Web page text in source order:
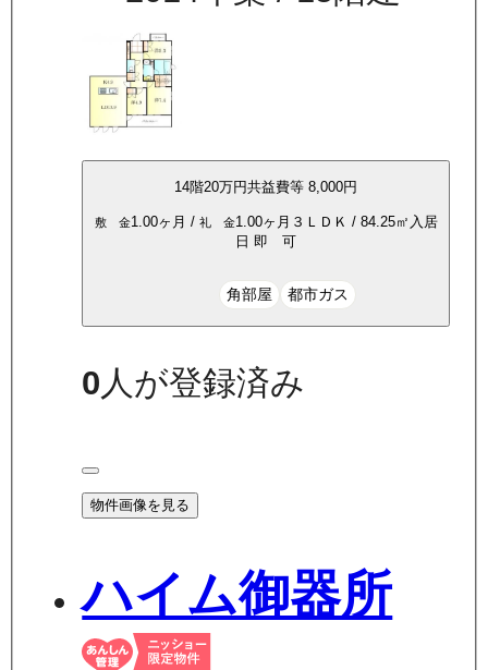
14階20万円共益費等 8,000円
敷 金1.00ヶ月 / 礼 金1.00ヶ月 ３ＬＤＫ / 84.25㎡ 入居
日 即 可
角部屋 都市ガス
0人が登録済み
物件画像を見る
ハイム御器所